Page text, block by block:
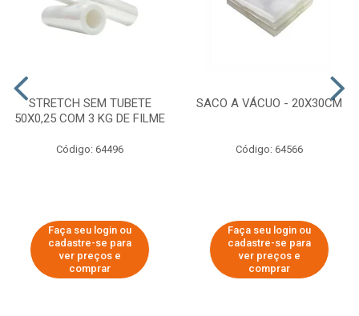
STRETCH SEM TUBETE
50X0,25 COM 3 KG DE FILME
Código: 64496
Faça seu login ou
cadastre-se para
ver preços e
comprar
SACO A VÁCUO - 20X30CM
Código: 64566
Faça seu login ou
cadastre-se para
ver preços e
comprar